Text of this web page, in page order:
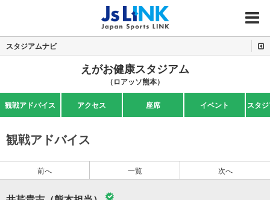
MENU
スタジアムナビ
えがお健康スタジアム
（ロアッソ熊本）
観戦アドバイス アクセス 座席 イベント スタ
観戦アドバイス
前へ 一覧 次へ